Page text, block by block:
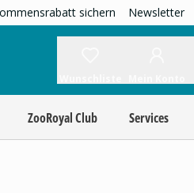
sichern Newsletter
ZooRoyal Club Services